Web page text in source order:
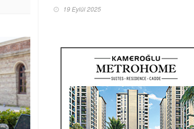
19 Eylül 2025